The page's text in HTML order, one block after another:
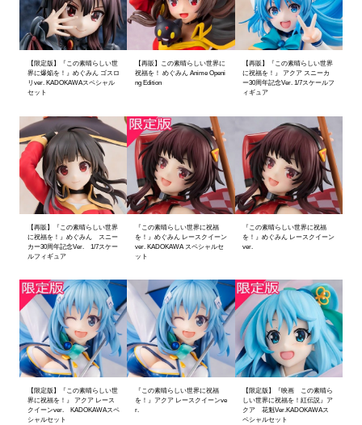
【限定版】『この素晴らしい世
界に爆焔を！』めぐみん ゴスロ
リver. KADOKAWAスペシャル
セット
【再販】この素晴らしい世界に
祝福を！ めぐみん Anime Openi
ng Edition
【再販】『この素晴らしい世界
に祝福を！』 アクア スニーカ
ー30周年記念Ver. 1/7スケールフ
ィギュア
【再販】『この素晴らしい世界
に祝福を！』めぐみん スニー
カー30周年記念Ver. 1/7スケー
ルフィギュア
『この素晴らしい世界に祝福
を！』めぐみん レースクイーン
ver. KADOKAWA スペシャルセ
ット
『この素晴らしい世界に祝福
を！』めぐみん レースクイーン
ver.
【限定版】『この素晴らしい世
界に祝福を！』 アクア レース
クイーンver. KADOKAWAスペ
シャルセット
『この素晴らしい世界に祝福
を！』アクア レースクイーンve
r.
【限定版】『映画 この素晴ら
しい世界に祝福を！紅伝説』ア
クア 花魁Ver.KADOKAWAス
ペシャルセット